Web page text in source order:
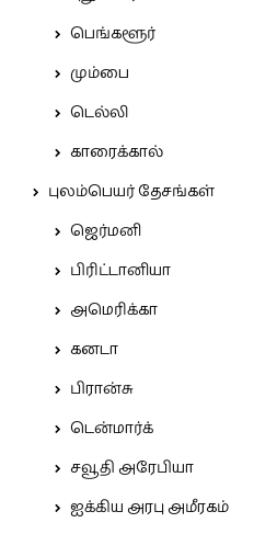
பெங்களூர்
மும்பை
டெல்லி
காரைக்கால்
புலம்பெயர் தேசங்கள்
ஜெர்மனி
பிரிட்டானியா
அமெரிக்கா
கனடா
பிரான்சு
டென்மார்க்
சவூதி அரேபியா
ஐக்கிய அரபு அமீரகம்